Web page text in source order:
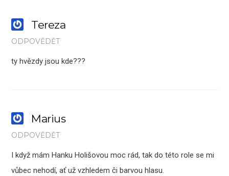
Tereza
ODPOVĚDĚT
ty hvězdy jsou kde???
Marius
ODPOVĚDĚT
I když mám Hanku Holišovou moc rád, tak do této role se mi
vůbec nehodí, ať už vzhledem či barvou hlasu.